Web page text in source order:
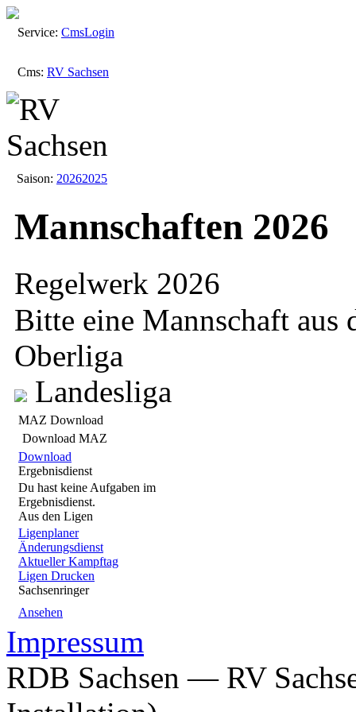
Cms: RV Sachsen
Service: CmsLogin
Saison: 20262025
Mannschaften 2026
Regelwerk 2026
Bitte eine Mannschaft aus
Oberliga
Landesliga
MAZ Download
Download MAZ
Download
Ergebnisdienst
Du hast keine Aufgaben im
Ergebnisdienst.
Aus den Ligen
Ligenplaner
Änderungsdienst
Aktueller Kampftag
Ligen Drucken
Sachsenringer
Ansehen
Impressum
RDB Sachsen — RV